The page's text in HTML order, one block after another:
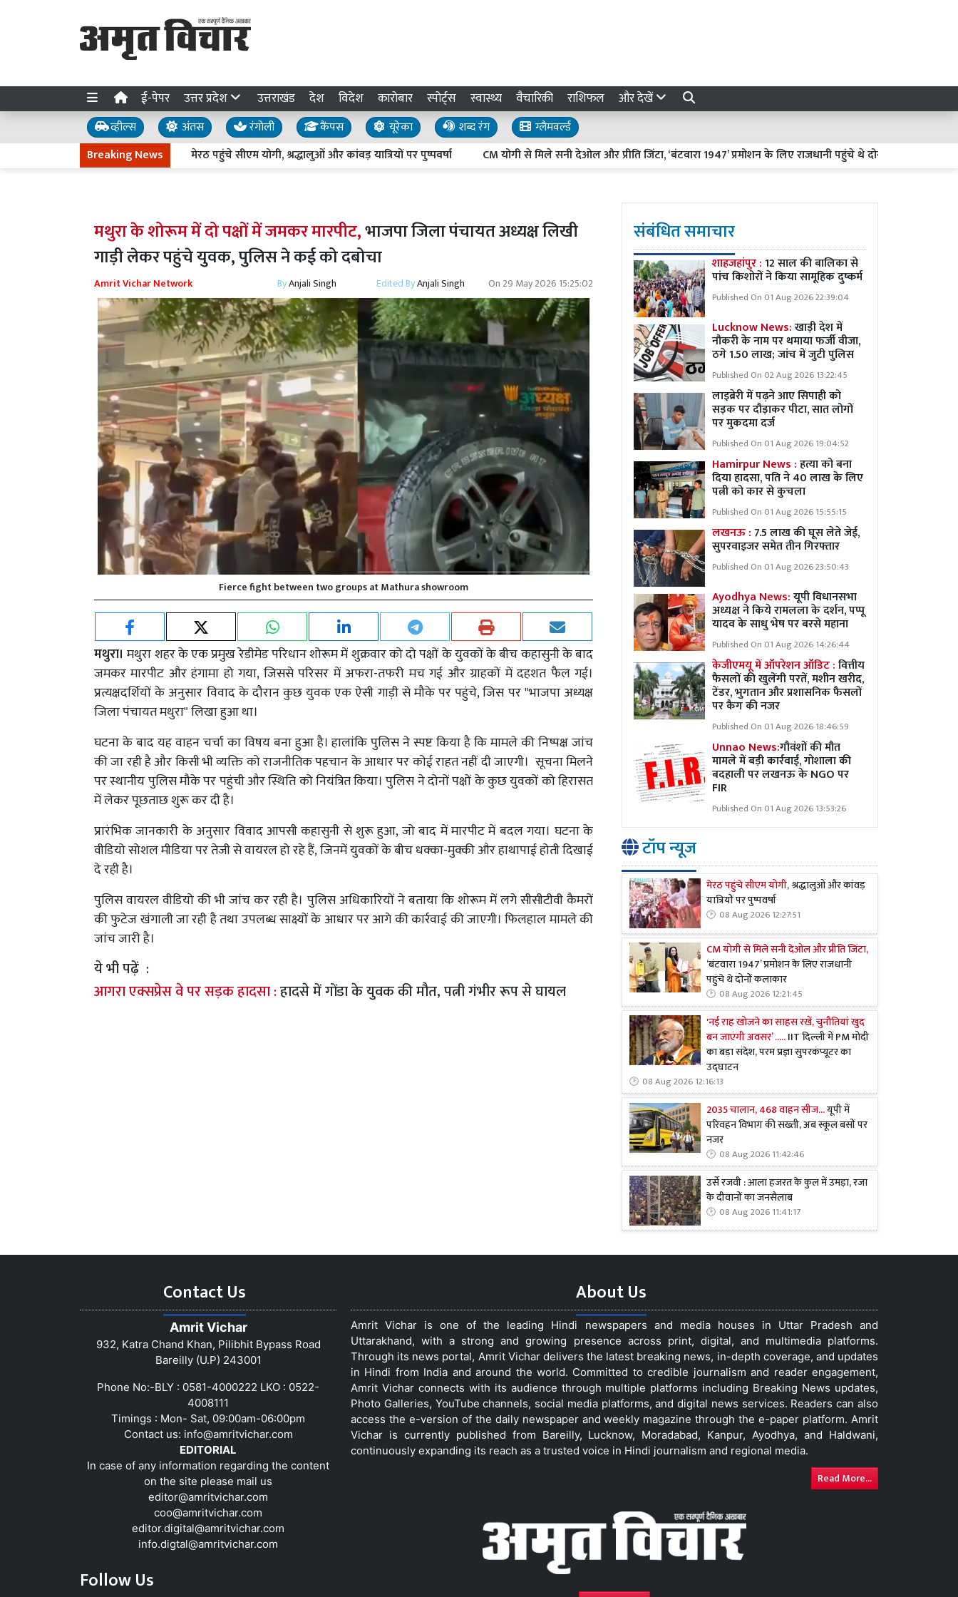
ई-पेपर उत्तर प्रदेश उत्तराखंड देश विदेश कारोबार स्पोर्ट्स स्वास्थ्य वैचारिकी राशिफल और देखें
व्हील्स अंतस रंगोली कैंपस यूरेका शब्द रंग
ग्लैमवर्ल्ड
Breaking News
मेरठ पहुंचे सीएम योगी, श्रद्धालुओं और कांवड़ यात्रियों पर पुष्पवर्षा CM योगी से मिले सनी देओल और प्रीति जिंटा, ‘बंटवारा 1947’ प्रमोशन के लिए राजधानी पहुंचे थे दोनों कलाकार
मथुरा के शोरूम में दो पक्षों में जमकर मारपीट,भाजपा जिला पंचायत अध्यक्ष लिखी
गाड़ी लेकर पहुंचे युवक, पुलिस ने कई को दबोचा
Amrit Vichar Network ByAnjali Singh Edited ByAnjali Singh On 29 May 2026 15:25:02
Fierce fight between two groups at Mathura showroom
मथुरा।मथुरा शहर के एक प्रमुख रेडीमेड परिधान शोरूम में शुक्रवार को दो पक्षों के युवकों के बीच कहासुनी के बाद
जमकर मारपीट और हंगामा हो गया, जिससे परिसर में अफरा-तफरी मच गई और ग्राहकों में दहशत फैल गई।
प्रत्यक्षदर्शियों के अनुसार विवाद के दौरान कुछ युवक एक ऐसी गाड़ी से मौके पर पहुंचे, जिस पर "भाजपा अध्यक्ष
जिला पंचायत मथुरा" लिखा हुआ था।
घटना के बाद यह वाहन चर्चा का विषय बना हुआ है। हालांकि पुलिस ने स्पष्ट किया है कि मामले की निष्पक्ष जांच
की जा रही है और किसी भी व्यक्ति को राजनीतिक पहचान के आधार पर कोई राहत नहीं दी जाएगी। सूचना मिलने
पर स्थानीय पुलिस मौके पर पहुंची और स्थिति को नियंत्रित किया। पुलिस ने दोनों पक्षों के कुछ युवकों को हिरासत
में लेकर पूछताछ शुरू कर दी है।
प्रारंभिक जानकारी के अनुसार विवाद आपसी कहासुनी से शुरू हुआ, जो बाद में मारपीट में बदल गया। घटना के
वीडियो सोशल मीडिया पर तेजी से वायरल हो रहे हैं, जिनमें युवकों के बीच धक्का-मुक्की और हाथापाई होती दिखाई
दे रही है।
पुलिस वायरल वीडियो की भी जांच कर रही है। पुलिस अधिकारियों ने बताया कि शोरूम में लगे सीसीटीवी कैमरों
की फुटेज खंगाली जा रही है तथा उपलब्ध साक्ष्यों के आधार पर आगे की कार्रवाई की जाएगी। फिलहाल मामले की
जांच जारी है।
ये भी पढ़ें :
आगरा एक्सप्रेस वे पर सड़क हादसा :हादसे में गोंडा के युवक की मौत, पत्नी गंभीर रूप से घायल
संबंधित समाचार
शाहजहांपुर :12 साल की बालिका से
पांच किशोरों ने किया सामूहिक दुष्कर्म
Published On 01 Aug 2026 22:39:04
Lucknow News:खाड़ी देश में
नौकरी के नाम पर थमाया फर्जी वीजा,
ठगे 1.50 लाख; जांच में जुटी पुलिस
Published On 02 Aug 2026 13:22:45
लाइब्रेरी में पढ़ने आए सिपाही को
सड़क पर दौड़ाकर पीटा, सात लोगों
पर मुकदमा दर्ज
Published On 01 Aug 2026 19:04:52
Hamirpur News :हत्या को बना
दिया हादसा, पति ने 40 लाख के लिए
पत्नी को कार से कुचला
Published On 01 Aug 2026 15:55:15
लखनऊ : 7.5 लाख की घूस लेते जेई,
सुपरवाइजर समेत तीन गिरफ्तार
Published On 01 Aug 2026 23:50:43
Ayodhya News:यूपी विधानसभा
अध्यक्ष ने किये रामलला के दर्शन, पप्पू
यादव के साधु भेष पर बरसे महाना
Published On 01 Aug 2026 14:26:44
केजीएमयू में ऑपरेशन ऑडिट :वित्तीय
फैसलों की खुलेंगी परतें, मशीन खरीद,
टेंडर, भुगतान और प्रशासनिक फैसलों
पर कैग की नजर
Published On 01 Aug 2026 18:46:59
Unnao News:गौवंशों की मौत
मामले में बड़ी कार्रवाई, गोशाला की
बदहाली पर लखनऊ के NGO पर
FIR
Published On 01 Aug 2026 13:53:26
टॉप न्यूज
मेरठ पहुंचे सीएम योगी,श्रद्धालुओं और कांवड़
यात्रियों पर पुष्पवर्षा
08 Aug 2026 12:27:51
CM योगी से मिले सनी देओल और प्रीति जिंटा,
‘बंटवारा 1947’ प्रमोशन के लिए राजधानी
पहुंचे थे दोनों कलाकार
08 Aug 2026 12:21:45
'नई राह खोजने का साहस रखें, चुनौतियां खुद
बन जाएंगी अवसर’ .....IIT दिल्ली में PM मोदी
का बड़ा संदेश, परम प्रज्ञा सुपरकंप्यूटर का
उद्घाटन
08 Aug 2026 12:16:13
2035 चालान, 468 वाहन सीज...यूपी में
परिवहन विभाग की सख्ती, अब स्कूल बसों पर
नजर
08 Aug 2026 11:42:46
उर्से रजवी : आला हजरत के कुल में उमड़ा, रजा
के दीवानों का जनसैलाब
08 Aug 2026 11:41:17
Contact Us
Amrit Vichar
932, Katra Chand Khan, Pilibhit Bypass Road
Bareilly (U.P) 243001
Phone No:-BLY : 0581-4000222 LKO : 0522-
4008111
Timings : Mon- Sat, 09:00am-06:00pm
Contact us: info@amritvichar.com
EDITORIAL
In case of any information regarding the content
on the site please mail us
editor@amritvichar.com
coo@amritvichar.com
editor.digital@amritvichar.com
info.digtal@amritvichar.com
Follow Us
About Us
Amrit Vichar is one of the leading Hindi newspapers and media houses in Uttar Pradesh and
Uttarakhand, with a strong and growing presence across print, digital, and multimedia platforms.
Through its news portal, Amrit Vichar delivers the latest breaking news, in-depth coverage, and updates
in Hindi from India and around the world. Committed to credible journalism and reader engagement,
Amrit Vichar connects with its audience through multiple platforms including Breaking News updates,
Photo Galleries, YouTube channels, social media platforms, and digital news services. Readers can also
access the e-version of the daily newspaper and weekly magazine through the e-paper platform. Amrit
Vichar is currently published from Bareilly, Lucknow, Moradabad, Kanpur, Ayodhya, and Haldwani,
continuously expanding its reach as a trusted voice in Hindi journalism and regional media.
Read More...